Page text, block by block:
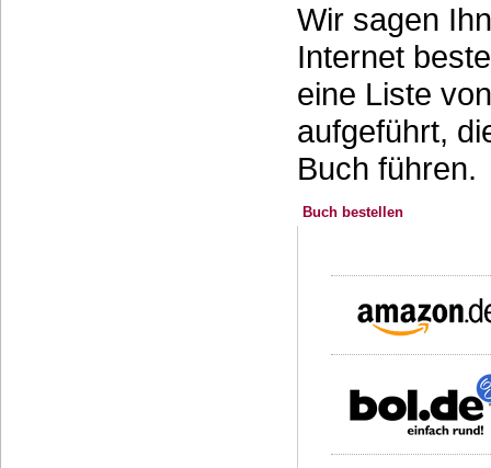
Wir sagen
Internet
eine Liste
aufgeführt,
Buch führen.
Buch bestellen